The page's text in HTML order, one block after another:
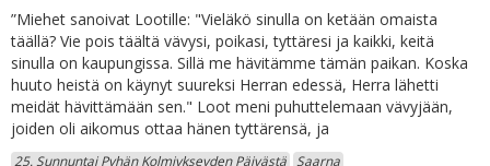
”Miehet sanoivat Lootille: "Vieläkö sinulla on ketään omaista
täällä? Vie pois täältä vävysi, poikasi, tyttäresi ja kaikki, keitä
sinulla on kaupungissa. Sillä me hävitämme tämän paikan. Koska
huuto heistä on käynyt suureksi Herran edessä, Herra lähetti
meidät hävittämään sen." Loot meni puhuttelemaan vävyjään,
joiden oli aikomus ottaa hänen tyttärensä, ja
25. Sunnuntai Pyhän Kolmiykseyden Päivästä Saarna